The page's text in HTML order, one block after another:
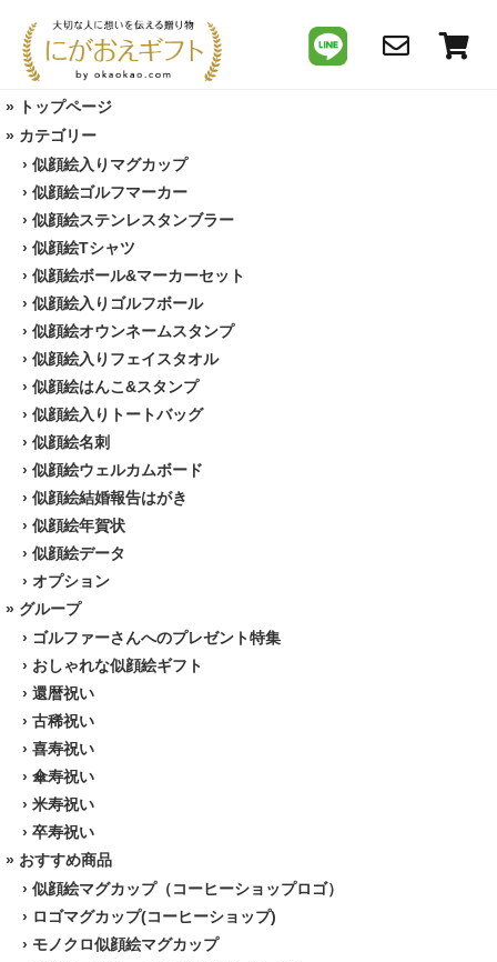
» トップページ
» カテゴリー
› 似顔絵入りマグカップ
› 似顔絵ゴルフマーカー
› 似顔絵ステンレスタンブラー
› 似顔絵Tシャツ
› 似顔絵ボール&マーカーセット
› 似顔絵入りゴルフボール
› 似顔絵オウンネームスタンプ
› 似顔絵入りフェイスタオル
› 似顔絵はんこ&スタンプ
› 似顔絵入りトートバッグ
› 似顔絵名刺
› 似顔絵ウェルカムボード
› 似顔絵結婚報告はがき
› 似顔絵年賀状
› 似顔絵データ
› オプション
» グループ
› ゴルファーさんへのプレゼント特集
› おしゃれな似顔絵ギフト
› 還暦祝い
› 古稀祝い
› 喜寿祝い
› 傘寿祝い
› 米寿祝い
› 卒寿祝い
» おすすめ商品
› 似顔絵マグカップ（コーヒーショップロゴ）
› ロゴマグカップ(コーヒーショップ)
› モノクロ似顔絵マグカップ